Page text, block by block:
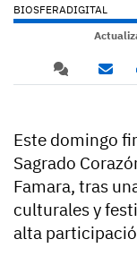
BIOSFERADIGITAL
Este domingo
Sagrado
Famara, tras
culturales y
alta